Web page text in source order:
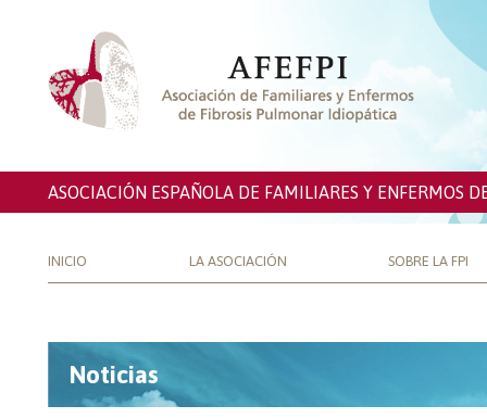
ASOCIACIÓN ESPAÑOLA DE FAMILIARES Y ENFERMOS
INICIO LA ASOCIACIÓN SOBRE LA FPI
Noticias